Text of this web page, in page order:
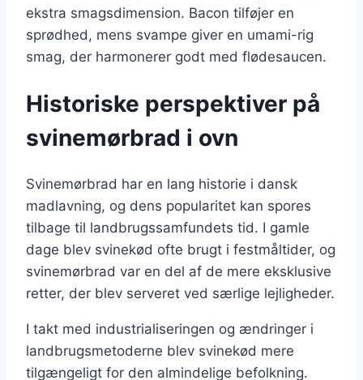
ekstra smagsdimension. Bacon tilføjer en
sprødhed, mens svampe giver en umami-rig
smag, der harmonerer godt med flødesaucen.
Historiske perspektiver på
svinemørbrad i ovn
Svinemørbrad har en lang historie i dansk
madlavning, og dens popularitet kan spores
tilbage til landbrugssamfundets tid. I gamle
dage blev svinekød ofte brugt i festmåltider, og
svinemørbrad var en del af de mere eksklusive
retter, der blev serveret ved særlige lejligheder.
I takt med industrialiseringen og ændringer i
landbrugsmetoderne blev svinekød mere
tilgængeligt for den almindelige befolkning.